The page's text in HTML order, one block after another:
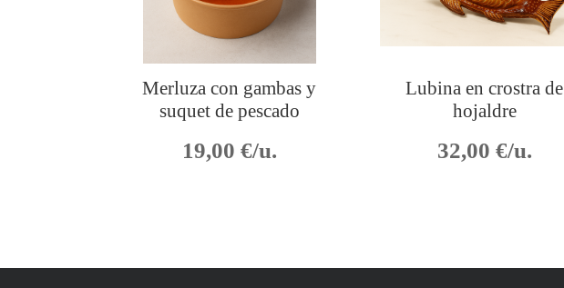
Merluza con gambas y
suquet de pescado
19,00 €/u.
Lubina en crostra de
hojaldre
32,00 €/u.